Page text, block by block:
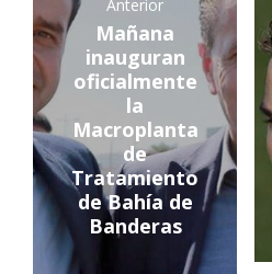
Anterior
Mañana
inauguran
oficialmente
la
Macroplanta
de
Tratamiento
de Bahía de
Banderas